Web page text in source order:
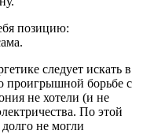
позицию:
следует искать в
проигрышной борьбе с
не хотели (и не
По этой
не могли